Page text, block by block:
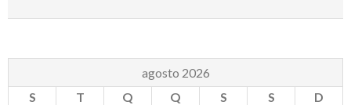
agosto 2026
S
T Q Q S S
D